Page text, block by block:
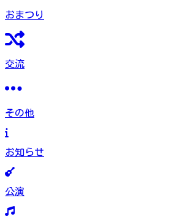
おまつり
交流
その他
お知らせ
公演